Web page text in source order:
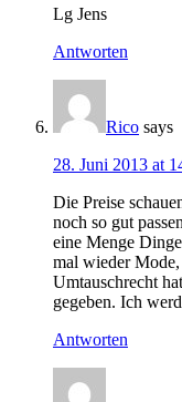
Lg Jens
Antworten
Rico says
28. Juni 2013 at
Die Preise
noch so gut
eine Menge
mal wieder
Umtauschrecht
gegeben. Ich
Antworten